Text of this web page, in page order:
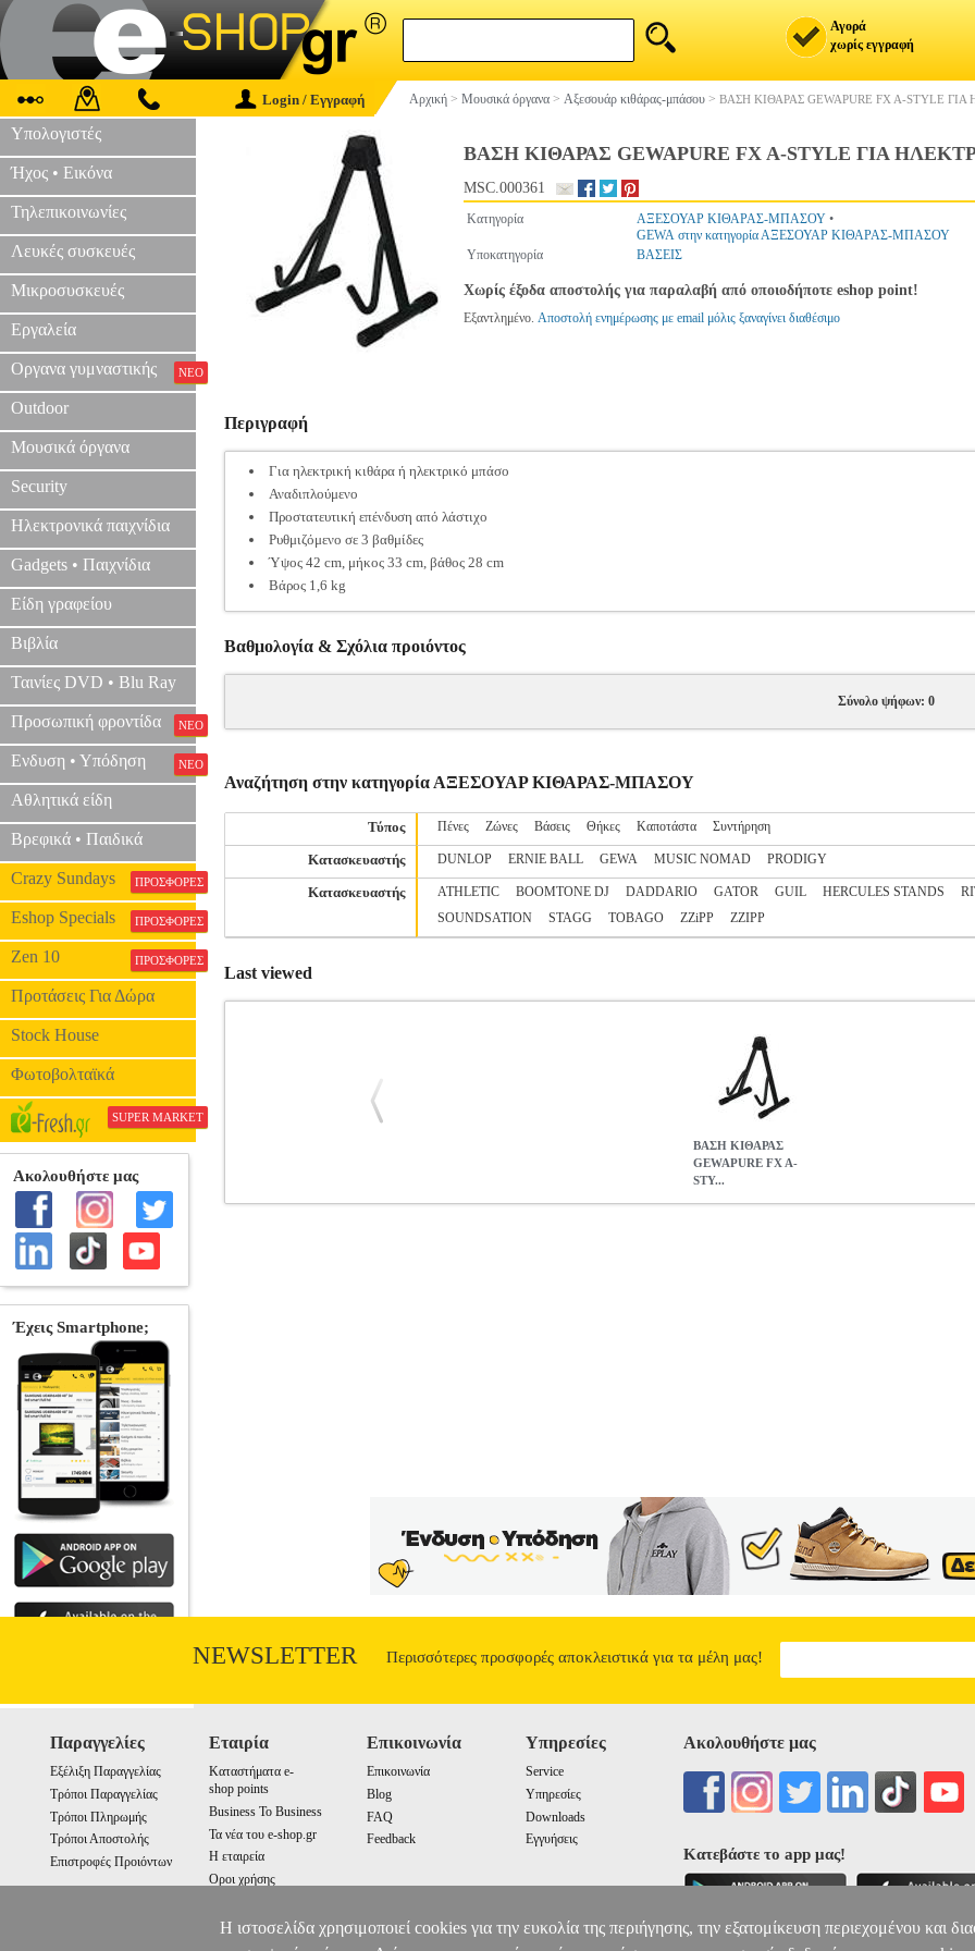
Αγορά
χωρίς εγγραφή
Login / Εγγραφή Αρχική > Μουσικά όργανα > Αξεσουάρ κιθάρας-μπάσου > ΒΑΣΗ ΚΙΘΑΡΑΣ GEWAPURE FX A-STYLE
Υπολογιστές
Ήχος • Εικόνα
Τηλεπικοινωνίες
Λευκές συσκευές
Μικροσυσκευές
Εργαλεία
Οργανα γυμναστικής ΝΕΟ
Outdoor
Μουσικά όργανα
Security
Ηλεκτρονικά παιχνίδια
Gadgets • Παιχνίδια
Είδη γραφείου
Βιβλία
Ταινίες DVD • Blu Ray
Προσωπική φροντίδα ΝΕΟ
Ενδυση • Υπόδηση ΝΕΟ
Αθλητικά είδη
Βρεφικά • Παιδικά
Crazy Sundays ΠΡΟΣΦΟΡΕΣ
Eshop Specials ΠΡΟΣΦΟΡΕΣ
Zen 10 ΠΡΟΣΦΟΡΕΣ
Προτάσεις Για Δώρα
Stock House
Φωτοβολταϊκά
SUPER MARKET
ΒΑΣΗ ΚΙΘΑΡΑΣ GEWAPURE FX A-STYLE ΓΙΑ
MSC.000361
Κατηγορία ΑΞΕΣΟΥΑΡ ΚΙΘΑΡΑΣ-ΜΠΑΣΟΥ •
GEWA στην κατηγορία ΑΞΕΣΟΥΑΡ ΚΙΘΑΡΑΣ-ΜΠΑΣΟΥ
Υποκατηγορία
ΒΑΣΕΙΣ
Χωρίς έξοδα αποστολής για παραλαβή από οποιοδήποτε eshop point!
Εξαντλημένο. Αποστολή ενημέρωσης με email μόλις ξαναγίνει διαθέσιμο
Περιγραφή
Για ηλεκτρική κιθάρα ή ηλεκτρικό μπάσο
Αναδιπλούμενο
Προστατευτική επένδυση από λάστιχο
Ρυθμιζόμενο σε 3 βαθμίδες
Ύψος 42 cm, μήκος 33 cm, βάθος 28 cm
Βάρος 1,6 kg
Βαθμολογία & Σχόλια προιόντος
Σύνολο ψήφων: 0
Αναζήτηση στην κατηγορία ΑΞΕΣΟΥΑΡ ΚΙΘΑΡΑΣ-ΜΠΑΣΟΥ
Τύπος Πένες Ζώνες Βάσεις Θήκες Καποτάστα Συντήρηση
Κατασκευαστής DUNLOP ERNIE BALL GEWA MUSIC NOMAD PRODIGY
Κατασκευαστής ATHLETIC BOOMTONE DJ DADDARIO GATOR GUIL HERCULES STANDS
SOUNDSATION
STAGG TOBAGO ZZiPP ZZIPP
Last viewed
ΒΑΣΗ ΚΙΘΑΡΑΣ
GEWAPURE FX A-
STY...
NEWSLETTER Περισσότερες προσφορές αποκλειστικά για τα μέλη μας!
Παραγγελίες
Εξέλιξη Παραγγελίας
Τρόποι Παραγγελίας
Τρόποι Πληρωμής
Τρόποι Αποστολής
Επιστροφές Προιόντων
Εταιρία
Καταστήματα e-
shop points
Business To Business
Τα νέα του e-shop.gr
Η εταιρεία
Οροι χρήσης
Επικοινωνία
Επικοινωνία
Blog
FAQ
Feedback
Υπηρεσίες
Service
Υπηρεσίες
Downloads
Εγγυήσεις
Ακολουθήστε μας
Κατεβάστε το app μας!
Η ιστοσελίδα χρησιμοποιεί cookies για την ευκολία της περιήγησης, την εξατομίκευση περιεχομένου και